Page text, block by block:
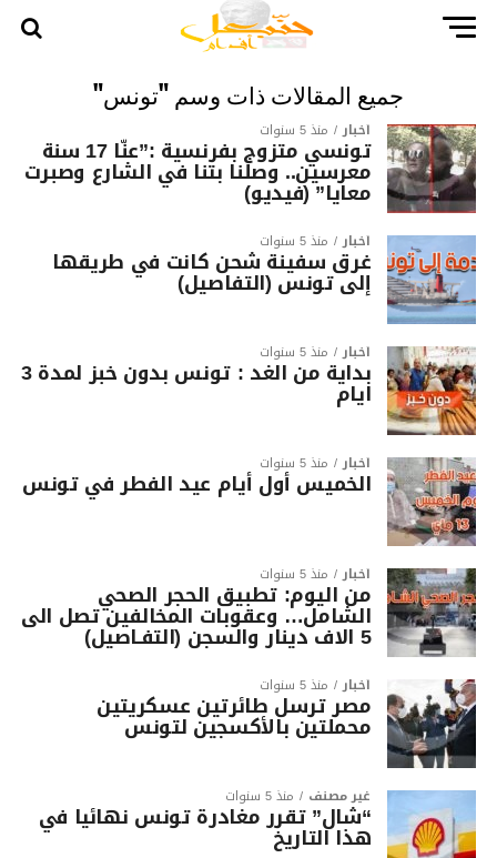
جميع المقالات ذات وسم "تونس"
أخبار منذ 5 سنوات
تونسي متزوج بفرنسية :”عنّا 17 سنة
معرسين.. وصلنا بتنا في الشارع وصبرت
معايا” (فيديو)
أخبار منذ 5 سنوات
غرق سفينة شحن كانت في طريقها
إلى تونس (التفاصيل)
أخبار منذ 5 سنوات
بداية من الغد : تونس بدون خبز لمدة 3
ايام
أخبار منذ 5 سنوات
الخميس أول أيام عيد الفطر في تونس
أخبار منذ 5 سنوات
من اليوم: تطبيق الحجر الصحي
الشامل… وعقوبات المخالفين تصل الى
5 الاف دينار والسجن (التفـاصيل)
أخبار منذ 5 سنوات
مصر ترسل طائرتين عسكريتين
محملتين بالأكسجين لتونس
غير مصنف منذ 5 سنوات
“شال” تقرر مغادرة تونس نهائيا في
هذا التاريخ